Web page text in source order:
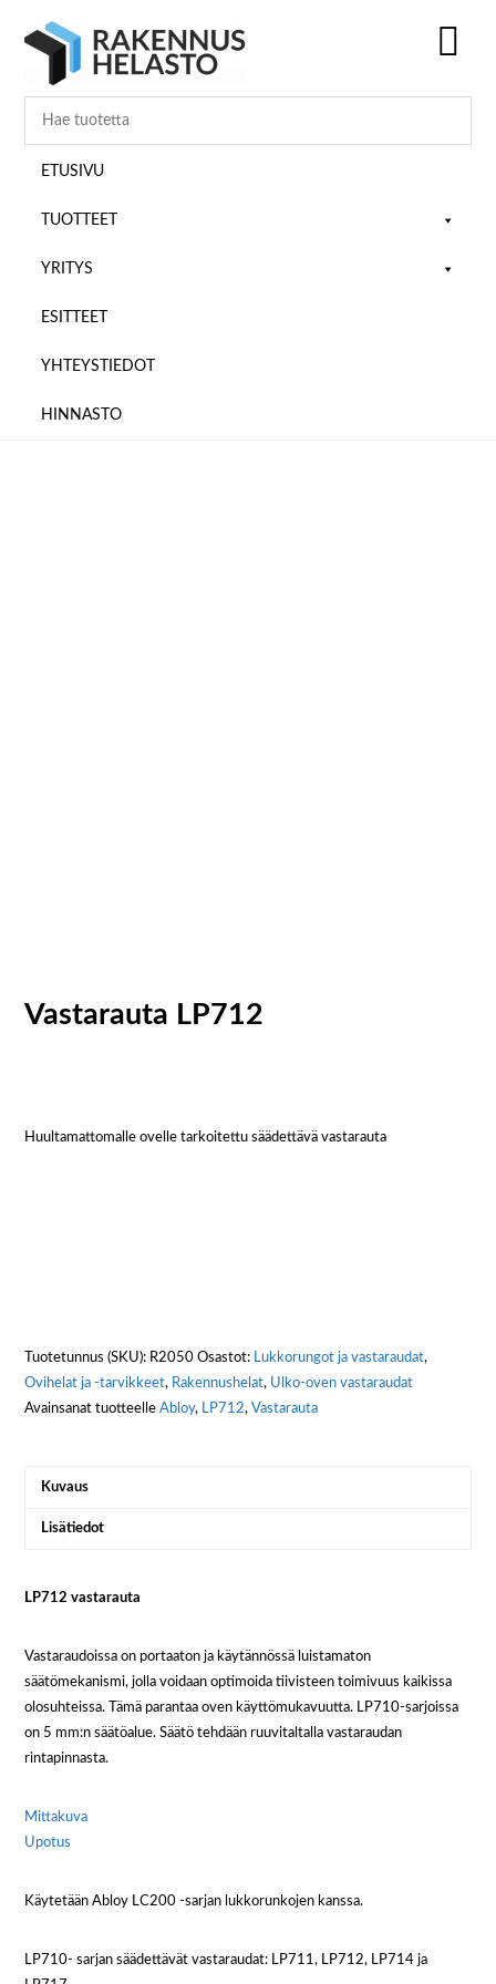
pääsisältöön
ensisijaiseen
alatunnisteeseen
ETUSIVU
TUOTTEET
YRITYS
ESITTEET
YHTEYSTIEDOT
HINNASTO
Vastarauta LP712
Huultamattomalle ovelle tarkoitettu säädettävä vastarauta
Tuotetunnus (SKU): R2050 Osastot: Lukkorungot ja vastaraudat,
Ovihelat ja -tarvikkeet, Rakennushelat, Ulko-oven vastaraudat
Avainsanat tuotteelleAbloy, LP712,Vastarauta
Kuvaus
Lisätiedot
LP712 vastarauta
Vastaraudoissa on portaaton ja käytännössä luistamaton
säätömekanismi, jolla voidaan optimoida tiivisteen toimivuus kaikissa
olosuhteissa. Tämä parantaa oven käyttömukavuutta. LP710-sarjoissa
on 5 mm:n säätöalue. Säätö tehdään ruuvitaltalla vastaraudan
rintapinnasta.
Mittakuva
Upotus
Käytetään Abloy LC200 -sarjan lukkorunkojen kanssa.
LP710- sarjan säädettävät vastaraudat: LP711, LP712, LP714 ja